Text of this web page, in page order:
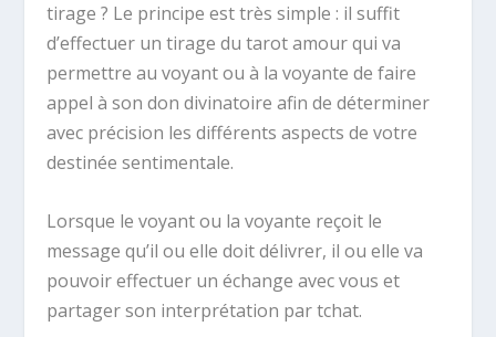
tirage ? Le principe est très simple : il suffit
d’effectuer un tirage du tarot amour qui va
permettre au voyant ou à la voyante de faire
appel à son don divinatoire afin de déterminer
avec précision les différents aspects de votre
destinée sentimentale.
Lorsque le voyant ou la voyante reçoit le
message qu’il ou elle doit délivrer, il ou elle va
pouvoir effectuer un échange avec vous et
partager son interprétation par tchat.